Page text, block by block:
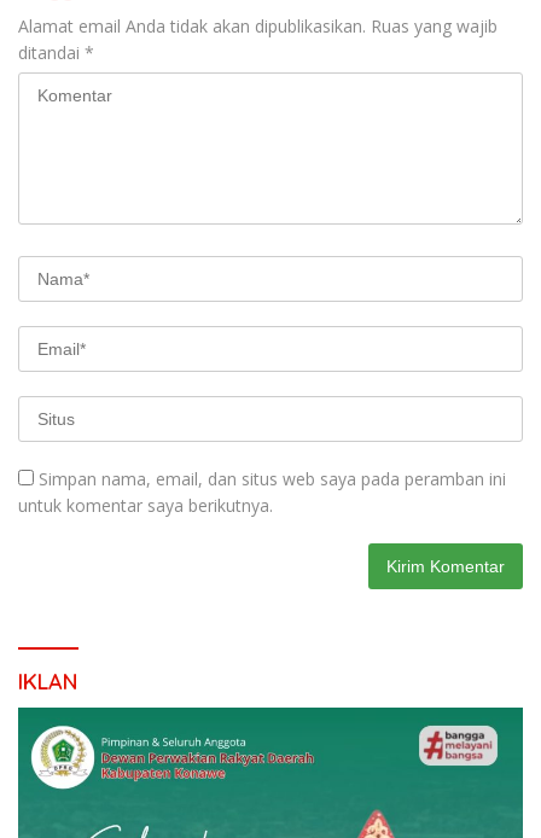
Alamat email Anda tidak akan dipublikasikan. Ruas yang wajib
ditandai *
Simpan nama, email, dan situs web saya pada peramban ini
untuk komentar saya berikutnya.
IKLAN